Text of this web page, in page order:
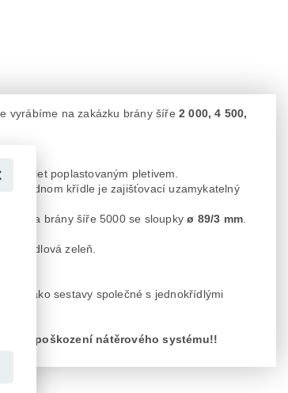
vyrábíme na zakázku brány šíře2 000, 4 500,
. Výplet poplastovaným pletivem.
Na jednom křídle je zajišťovací uzamykatelný
mm a brány šíře 5000 se sloupkyø 89/3 mm
- jedlová zeleň.
jako sestavy společné s jednokřídlými
k poškození nátěrového systému!!